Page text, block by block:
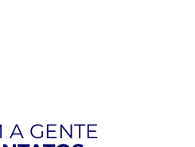
A GENTE